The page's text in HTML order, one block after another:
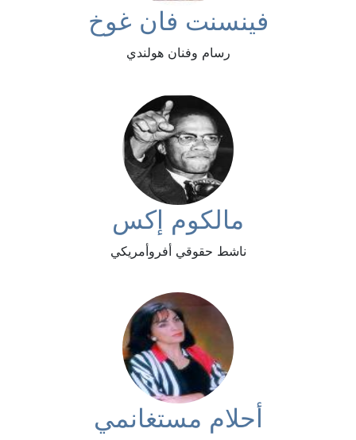
فينسنت فان غوخ
رسام وفنان هولندي
مالكوم إكس
ناشط حقوقي أفروأمريكي
أحلام مستغانمي